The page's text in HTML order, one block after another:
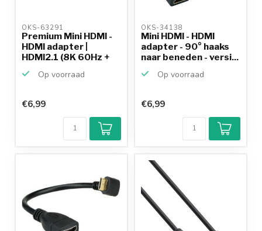
OKS-63291
Premium Mini HDMI -
HDMI adapter |
HDMI2.1 (8K 60Hz +
Op voorraad
€6,99
OKS-34138
Mini HDMI - HDMI
adapter - 90° haaks
naar beneden - versi...
Op voorraad
€6,99